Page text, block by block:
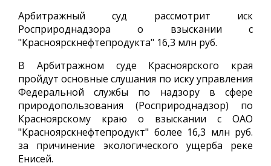
Арбитражный суд рассмотрит иск
Росприроднадзора о взыскании с
"Красноярскнефтепродукта" 16,3 млн руб.
В Арбитражном суде Красноярского края
пройдут основные слушания по иску управления
Федеральной службы по надзору в сфере
природопользования (Росприроднадзор) по
Красноярскому краю о взыскании с ОАО
"Красноярскнефтепродукт" более 16,3 млн руб.
за причинение экологического ущерба реке
Енисей.